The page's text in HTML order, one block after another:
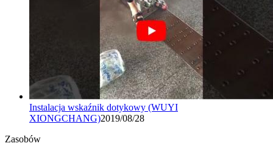
Instalacja wskaźnik dotykowy (WUYI
XIONGCHANG)2019/08/28
Zasobów